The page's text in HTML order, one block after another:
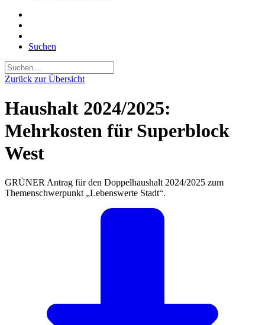
Suchen
Zurück zur Übersicht
Haushalt 2024/2025:
Mehrkosten für Superblock
West
GRÜNER Antrag für den Doppelhaushalt 2024/2025 zum
Themenschwerpunkt „Lebenswerte Stadt“.